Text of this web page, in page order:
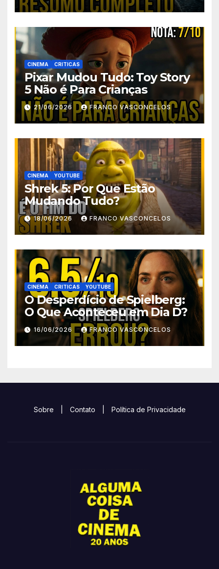
CINEMA CRITICAS
Pixar Mudou Tudo: Toy Story
5 Não é Para Crianças
21/06/2026 FRANCO VASCONCELOS
CINEMA YOUTUBE
Shrek 5: Por Que Estão
Mudando Tudo?
18/06/2026 FRANCO VASCONCELOS
CINEMA CRITICAS YOUTUBE
O Desperdício de Spielberg:
O Que Aconteceu em Dia D?
16/06/2026 FRANCO VASCONCELOS
Sobre Contato Política de Privacidade